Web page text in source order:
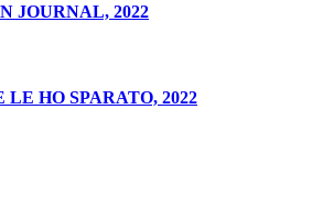
JOURNAL, 2022
HO SPARATO, 2022